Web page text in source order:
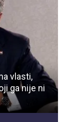
vlasti,
ga nije ni